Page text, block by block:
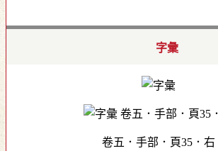
字彙
卷五．手部．頁35．右